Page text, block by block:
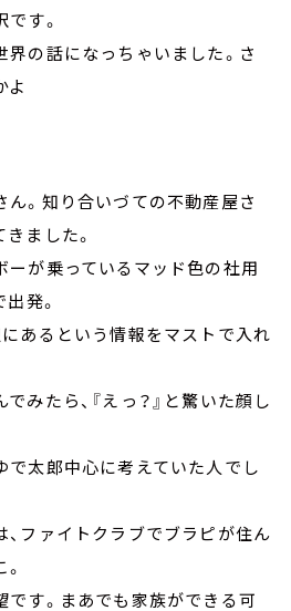
す。
界の話になっちゃいました。さ
よ
。知り合いづての不動産屋さ
ました。
が乗っているマッド色の社用
発。
あるという情報をマストで入れ
みたら、『えっ？』と驚いた顔し
で太郎中心に考えていた人でし
ファイトクラブでブラピが住ん
す。まあでも家族ができる可